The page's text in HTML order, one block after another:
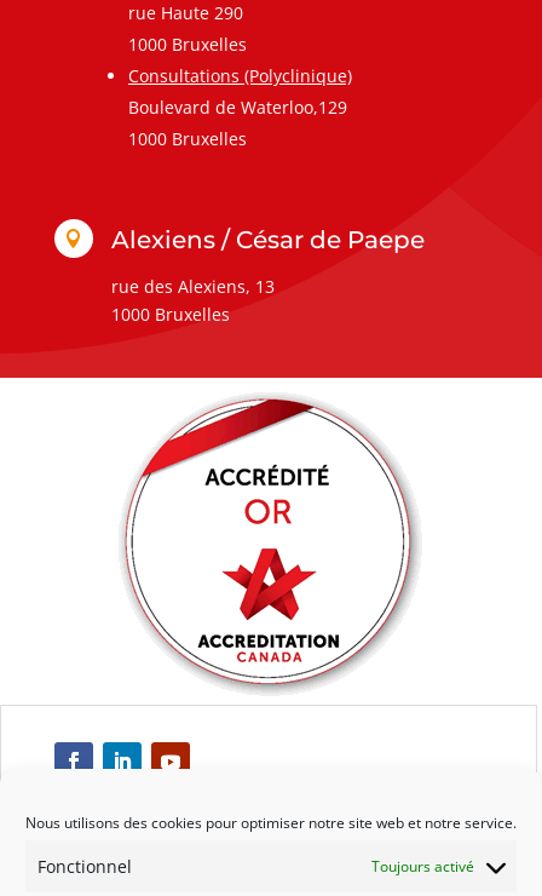
Nous utilisons des cookies pour optimiser notre site web et notre service.
Fonctionnel Toujours activé
rue Haute 290
1000 Bruxelles
Consultations (Polyclinique)
Boulevard de Waterloo,129
1000 Bruxelles
 Alexiens / César de Paepe
rue des Alexiens, 13
1000 Bruxelles
Respect